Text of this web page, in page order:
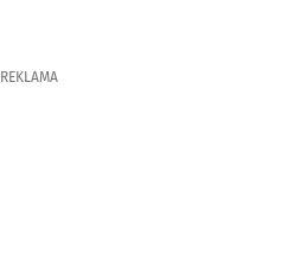
REKLAMA